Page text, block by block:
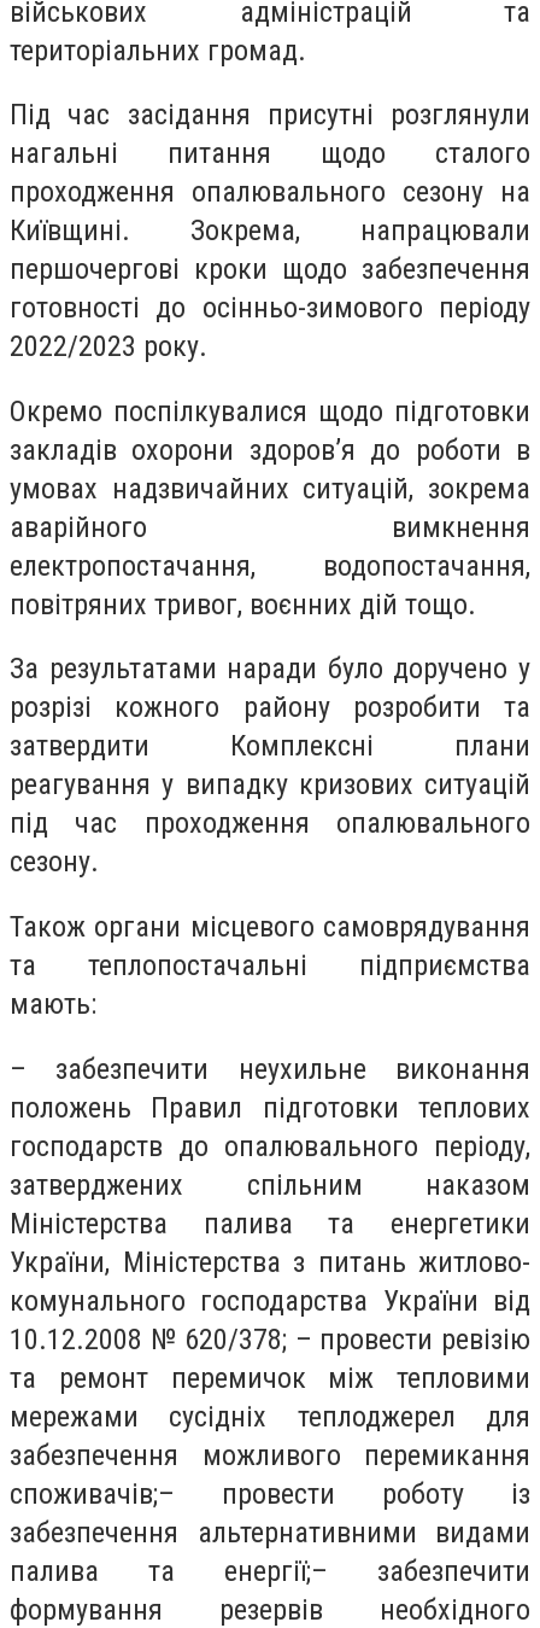
військових адміністрацій та
територіальних громад.
Під час засідання присутні розглянули
нагальні питання щодо сталого
проходження опалювального сезону на
Київщині. Зокрема, напрацювали
першочергові кроки щодо забезпечення
готовності до осінньо-зимового періоду
2022/2023 року.
Окремо поспілкувалися щодо підготовки
закладів охорони здоров’я до роботи в
умовах надзвичайних ситуацій, зокрема
аварійного вимкнення
електропостачання, водопостачання,
повітряних тривог, воєнних дій тощо.
За результатами наради було доручено у
розрізі кожного району розробити та
затвердити Комплексні плани
реагування у випадку кризових ситуацій
під час проходження опалювального
сезону.
Також органи місцевого самоврядування
та теплопостачальні підприємства
мають:
– забезпечити неухильне виконання
положень Правил підготовки теплових
господарств до опалювального періоду,
затверджених спільним наказом
Міністерства палива та енергетики
України, Міністерства з питань житлово-
комунального господарства України від
10.12.2008 № 620/378; – провести ревізію
та ремонт перемичок між тепловими
мережами сусідніх теплоджерел для
забезпечення можливого перемикання
споживачів;– провести роботу із
забезпечення альтернативними видами
палива та енергії;– забезпечити
формування резервів необхідного